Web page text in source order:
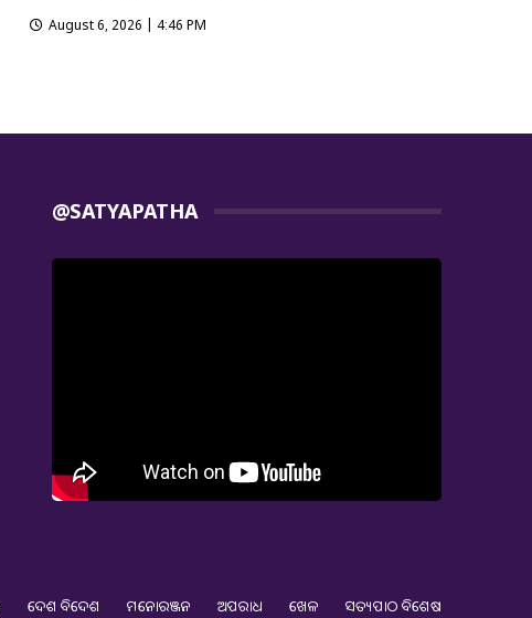
August 6, 2026 | 4:46 PM
@SATYAPATHA
ଦେଶ ବିଦେଶ ମନୋରଞ୍ଜନ ଅପରାଧ ଖେଳ ସତ୍ୟପାଠ ବିଶେଷ